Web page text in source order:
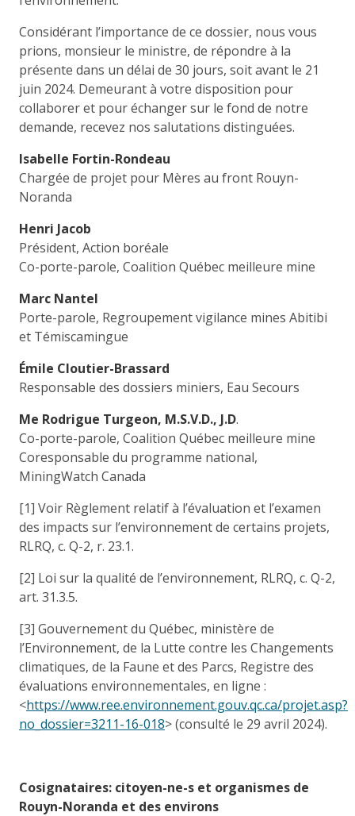
Considérant l’importance de ce dossier, nous vous
prions, monsieur le ministre, de répondre à la
présente dans un délai de 30 jours, soit avant le 21
juin 2024. Demeurant à votre disposition pour
collaborer et pour échanger sur le fond de notre
demande, recevez nos salutations distinguées.
Isabelle Fortin-Rondeau
Chargée de projet pour Mères au front Rouyn-
Noranda
Henri Jacob
Président, Action boréale
Co-porte-parole, Coalition Québec meilleure mine
Marc Nantel
Porte-parole, Regroupement vigilance mines Abitibi
et Témiscamingue
Émile Cloutier-Brassard
Responsable des dossiers miniers, Eau Secours
Me Rodrigue Turgeon, M.S.V.D., J.D.
Co-porte-parole, Coalition Québec meilleure mine
Coresponsable du programme national,
MiningWatch Canada
[1] Voir Règlement relatif à l’évaluation et l’examen
des impacts sur l’environnement de certains projets,
RLRQ, c. Q-2, r. 23.1.
[2] Loi sur la qualité de l’environnement, RLRQ, c. Q-2,
art. 31.3.5.
[3] Gouvernement du Québec, ministère de
l’Environnement, de la Lutte contre les Changements
climatiques, de la Faune et des Parcs, Registre des
évaluations environnementales, en ligne :
<https://www.ree.environnement.gouv.qc.ca/projet.asp?
no_dossier=3211-16-018> (consulté le 29 avril 2024).
Cosignataires: citoyen-ne-s et organismes de
Rouyn-Noranda et des environs